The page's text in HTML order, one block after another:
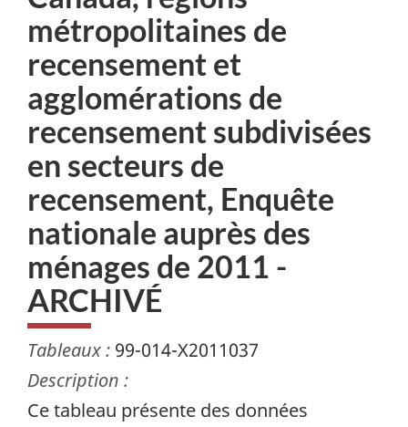
métropolitaines de
recensement et
agglomérations de
recensement subdivisées
en secteurs de
recensement, Enquête
nationale auprès des
ménages de 2011 -
ARCHIVÉ
Tableaux : 99-014-X2011037
Description :
Ce tableau présente des données